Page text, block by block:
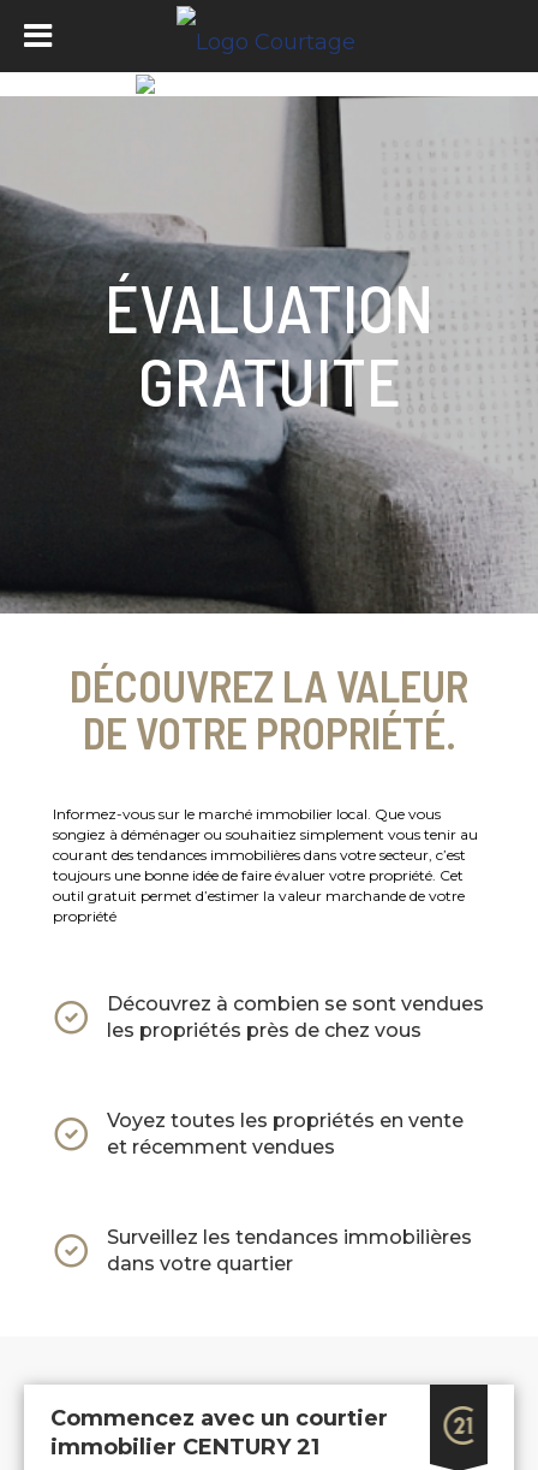
ÉVALUATION
GRATUITE
DÉCOUVREZ LA VALEUR
DE VOTRE PROPRIÉTÉ.
Informez-vous sur le marché immobilier local. Que vous
songiez à déménager ou souhaitiez simplement vous tenir au
courant des tendances immobilières dans votre secteur, c’est
toujours une bonne idée de faire évaluer votre propriété. Cet
outil gratuit permet d’estimer la valeur marchande de votre
propriété
Découvrez à combien se sont vendues
les propriétés près de chez vous
Voyez toutes les propriétés en vente
et récemment vendues
Surveillez les tendances immobilières
dans votre quartier
Commencez avec un courtier
immobilier CENTURY 21